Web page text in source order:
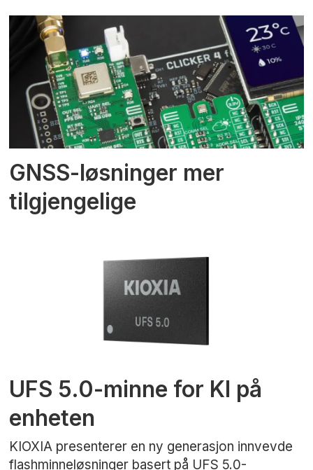
GNSS-løsninger mer
tilgjengelige
UFS 5.0-minne for KI på
enheten
KIOXIA presenterer en ny generasjon innvevde
flashminneløsninger basert på UFS 5.0-